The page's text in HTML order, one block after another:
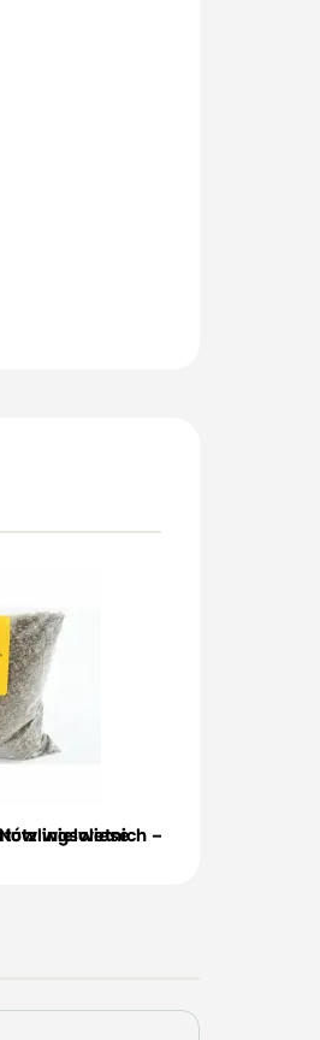
wieloletnich – Pszczelarska (1 kg)